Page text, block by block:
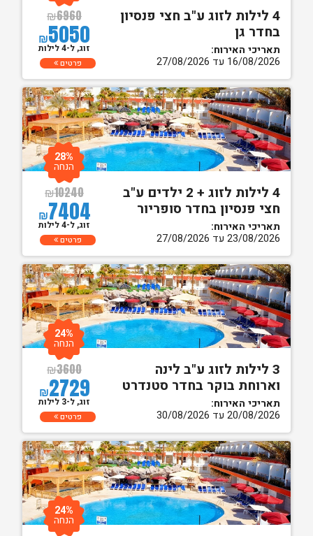
4 לילות לזוג ע"ב חצי פנסיון
בחדר גן
תאריכי האירוח:
16/08/2026 עד 27/08/2026
₪6960
₪5050
זוג, ל-4 לילות
פרטים
4 לילות לזוג + 2 ילדים ע"ב
חצי פנסיון בחדר סופריור
תאריכי האירוח:
23/08/2026 עד 27/08/2026
₪10240
₪7404
28%
הנחה
זוג, ל-4 לילות
פרטים
3 לילות לזוג ע"ב לינה
וארוחת בוקר בחדר סטנדרט
תאריכי האירוח:
20/08/2026 עד 30/08/2026
₪3600
₪2729
24%
הנחה
זוג, ל-3 לילות
פרטים
24%
הנחה